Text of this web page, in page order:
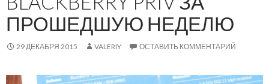
ПРОШЕДШУЮ НЕДЕЛЮ
29 ДЕКАБРЯ 2015 VALERIY ОСТАВИТЬ КОММЕНТАРИЙ